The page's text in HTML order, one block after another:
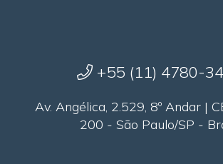
+55 (11) 4780-
Av. Angélica, 2.529, 8º Andar |
200 - São Paulo/SP -